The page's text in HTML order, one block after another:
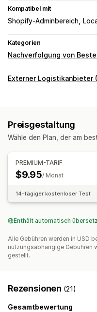
Kompatibel mit
Shopify-Adminbereich
Kategorien
Nachverfolgung von
Tracking
Benachrichtigungen
Externer Logistikanbieter
Inventarmanagement
Preisgestaltung
Wähle den Plan, der am
PREMIUM-TARIF
$9.95/ Monat
14-tägiger kostenloser Test
Enthält automatisch
Alle Gebühren werden in USD
nutzungsabhängige Gebühren
gestellt.
Rezensionen (21)
Gesamtbewertung